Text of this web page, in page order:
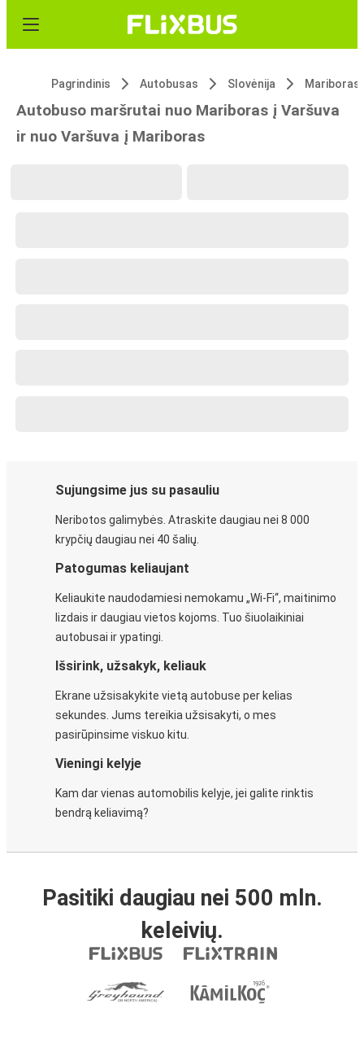
Pagrindinis Autobusas Slovėnija Mariboras
Autobuso maršrutai nuo Mariboras į Varšuva
ir nuo Varšuva į Mariboras
Sujungsime jus su pasauliu
Neribotos galimybės. Atraskite daugiau nei 8 000
krypčių daugiau nei 40 šalių.
Patogumas keliaujant
Keliaukite naudodamiesi nemokamu „Wi-Fi“, maitinimo
lizdais ir daugiau vietos kojoms. Tuo šiuolaikiniai
autobusai ir ypatingi.
Išsirink, užsakyk, keliauk
Ekrane užsisakykite vietą autobuse per kelias
sekundes. Jums tereikia užsisakyti, o mes
pasirūpinsime viskuo kitu.
Vieningi kelyje
Kam dar vienas automobilis kelyje, jei galite rinktis
bendrą keliavimą?
Pasitiki daugiau nei 500 mln.
keleivių.